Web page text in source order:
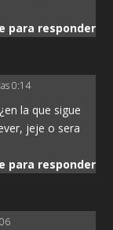
para responder
0:14
la que sigue
jeje o sera
para responder